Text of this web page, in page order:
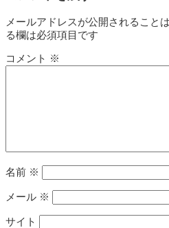
メールアドレスが公開されること
る欄は必須項目です
コメント ※
名前 ※
メール ※
サイト